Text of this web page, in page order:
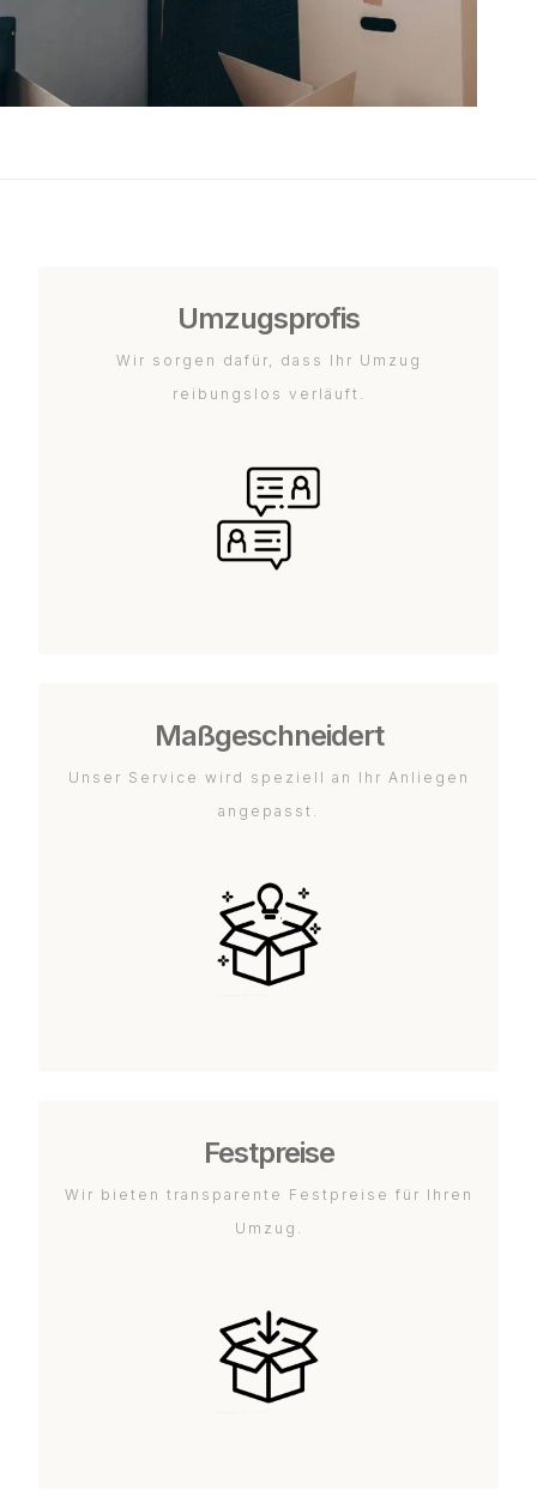
Umzugsprofis
Wir sorgen dafür, dass Ihr Umzug
reibungslos verläuft.
Maßgeschneidert
Unser Service wird speziell an Ihr Anliegen
angepasst.
Festpreise
Wir bieten transparente Festpreise für Ihren
Umzug.